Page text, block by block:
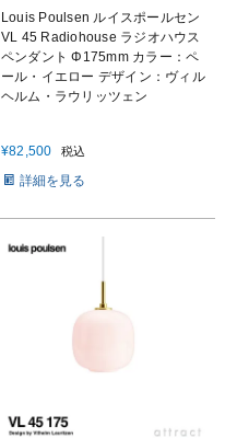
Louis Poulsen ルイスポールセン
VL 45 Radiohouse ラジオハウス
ペンダント Φ175mm カラー：ペ
ール・イエロー デザイン：ヴィル
ヘルム・ラウリッツェン
¥82,500 税込
詳細を見る